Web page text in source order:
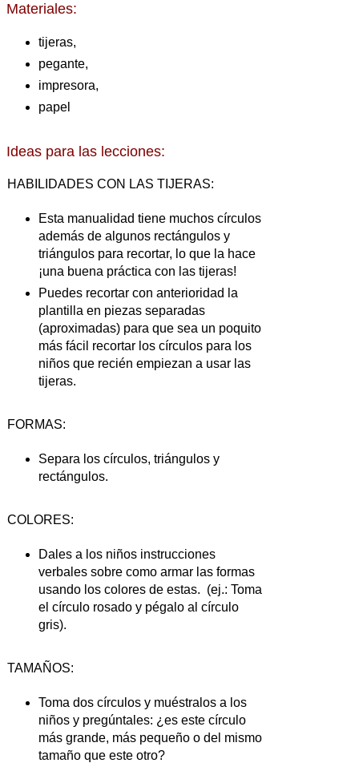
Materiales:
tijeras,
pegante,
impresora,
papel
Ideas para las lecciones:
HABILIDADES CON LAS TIJERAS:
Esta manualidad tiene muchos círculos
además de algunos rectángulos y
triángulos para recortar, lo que la hace
¡una buena práctica con las tijeras!
Puedes recortar con anterioridad la
plantilla en piezas separadas
(aproximadas) para que sea un poquito
más fácil recortar los círculos para los
niños que recién empiezan a usar las
tijeras.
FORMAS:
Separa los círculos, triángulos y
rectángulos.
COLORES:
Dales a los niños instrucciones
verbales sobre como armar las formas
usando los colores de estas. (ej.: Toma
el círculo rosado y pégalo al círculo
gris).
TAMAÑOS:
Toma dos círculos y muéstralos a los
niños y pregúntales: ¿es este círculo
más grande, más pequeño o del mismo
tamaño que este otro?